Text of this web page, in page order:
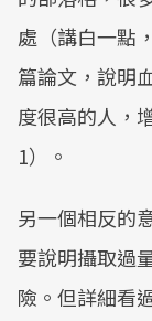
處（講白一點
篇論文，說明
度很高的人，
1）。
另一個相反的
要說明攝取過
險。但詳細看